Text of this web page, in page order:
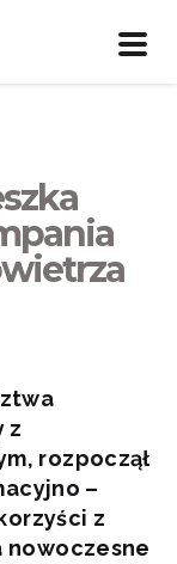
z
rozpoczął
–
z
nowoczesne